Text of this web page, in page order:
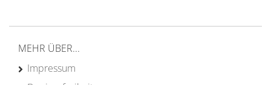
MEHR ÜBER...
Impressum